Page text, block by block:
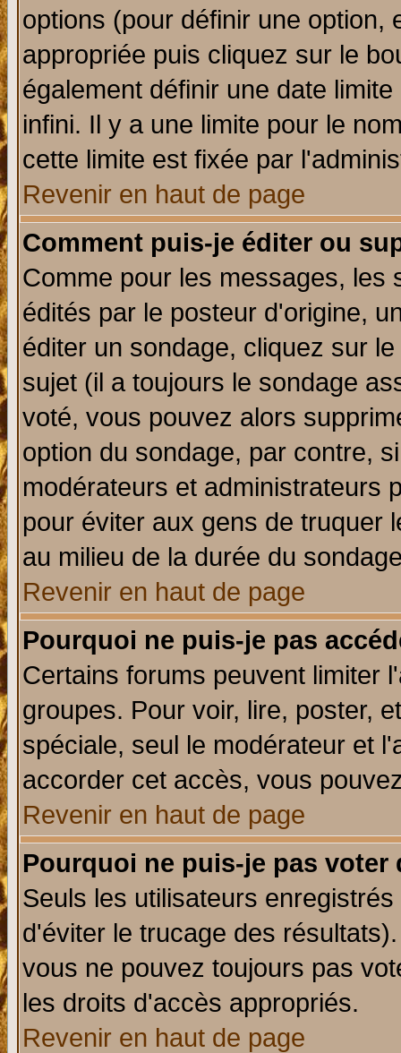
options (pour définir une option,
appropriée puis cliquez sur le
également définir une date
infini. Il y a une limite pour le
cette limite est fixée par
Revenir en haut de page
Comment puis-je éditer ou
Comme pour les messages, les
édités par le posteur d'origine,
éditer un sondage, cliquez sur
sujet (il a toujours le sondage
voté, vous pouvez alors
option du sondage, par contre,
modérateurs et administrateurs
pour éviter aux gens de truquer
au milieu de la durée du
Revenir en haut de page
Pourquoi ne puis-je pas
Certains forums peuvent limiter
groupes. Pour voir, lire, poster,
spéciale, seul le modérateur et
accorder cet accès, vous
Revenir en haut de page
Pourquoi ne puis-je pas voter
Seuls les utilisateurs
d'éviter le trucage des
vous ne pouvez toujours pas
les droits d'accès appropriés.
Revenir en haut de page